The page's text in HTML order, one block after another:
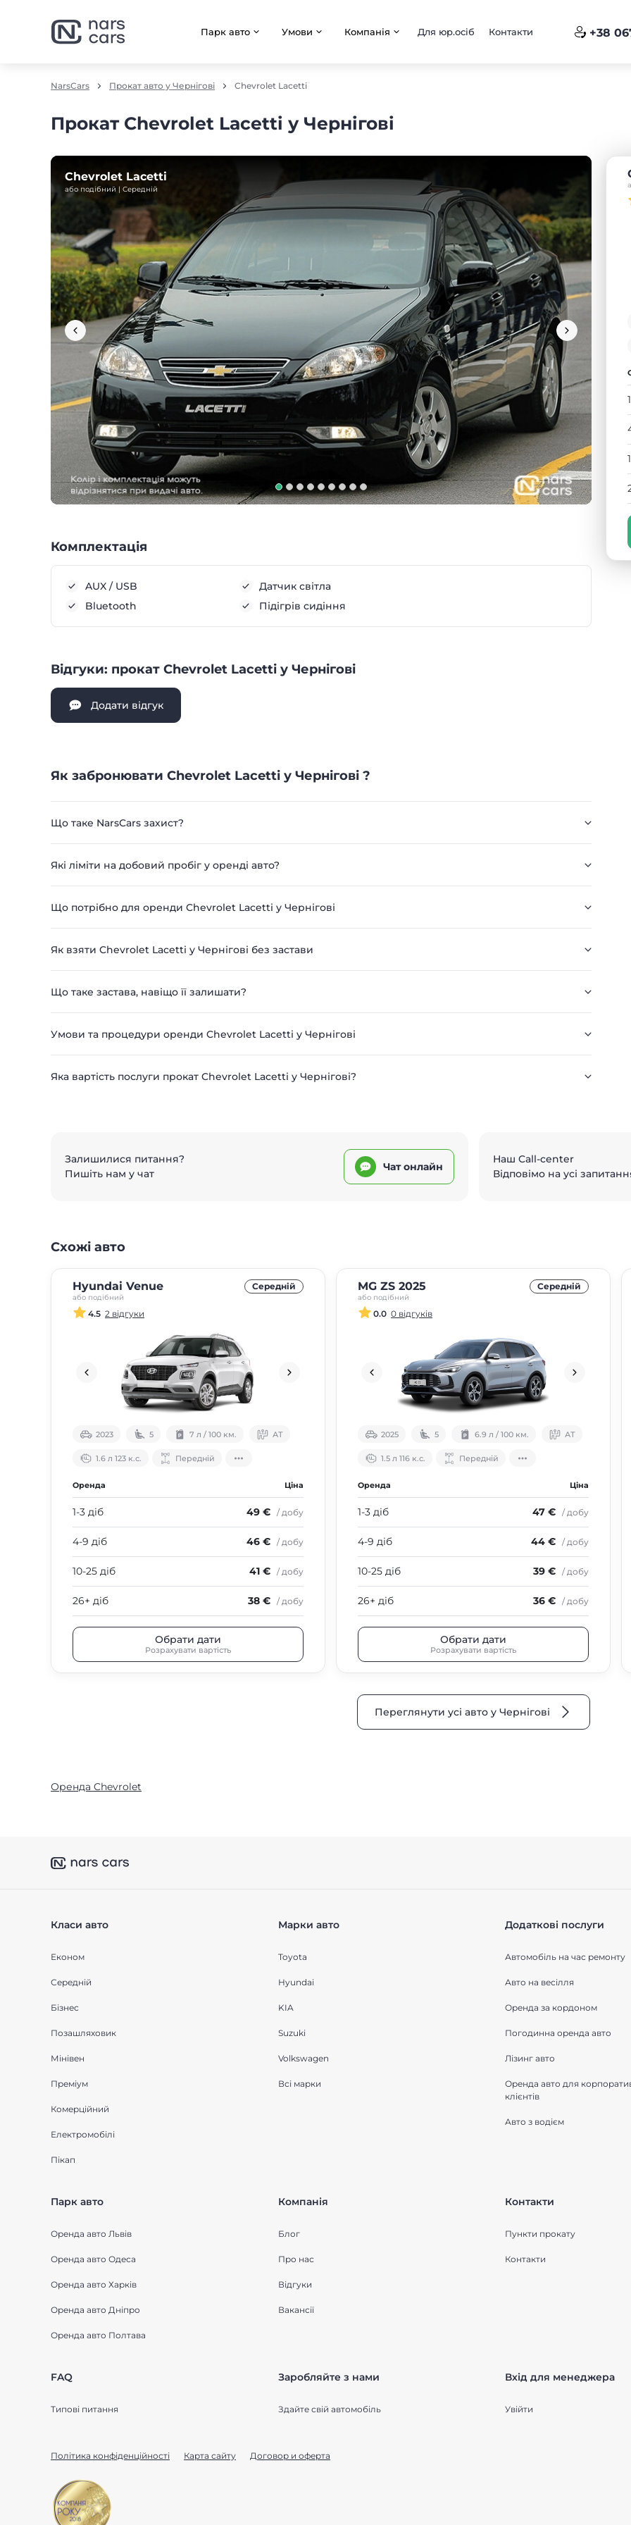
Парк авто Умови Компанія Для юр.осіб Контакти +38
NarsCars Прокат авто у Чернігові Chevrolet Lacetti
Прокат Chevrolet Lacetti у Чернігові
Chevrolet Lacetti
або подібний | Середнiй
Комплектація
AUX / USB
Bluetooth
Датчик світла
Підігрів сидіння
Відгуки: прокат Chevrolet Lacetti у Чернігові
Додати відгук
Як забронювати Chevrolet Lacetti у Чернігові ?
Що таке NarsCars захист?
Які ліміти на добовий пробіг у оренді авто?
Що потрібно для оренди Chevrolet Lacetti у Чернігові
Як взяти Chevrolet Lacetti у Чернігові без застави
Що таке застава, навіщо її залишати?
Умови та процедури оренди Chevrolet Lacetti у Чернігові
Яка вартість послуги прокат Chevrolet Lacetti у Чернігові?
Залишилися питання?
Пишіть нам у чат
Чат онлайн
Наш Call-center
Відповімо на усі
Схожі авто
Hyundai Venue
або подібний
Середнiй
4.5 2 відгуки
2023 5 7 л / 100 км. АТ
1.6 л 123 к.с. Передній
Оренда Ціна
1-3 діб 49 € / добу
4-9 діб 46 € / добу
10-25 діб 41 € / добу
26+ діб 38 € / добу
Обрати дати
Розрахувати вартість
MG ZS 2025
або подібний
Середнiй
0.0 0 відгуків
2025 5 6.9 л / 100 км. АТ
1.5 л 116 к.с. Передній
Оренда Ціна
1-3 діб 47 € / добу
4-9 діб 44 € / добу
10-25 діб 39 € / добу
26+ діб 36 € / добу
Обрати дати
Розрахувати вартість
Переглянути усі авто у Чернігові
Оренда Chevrolet
Класи авто
Економ
Середнiй
Бізнес
Позашляховик
Мінівен
Преміум
Комерційний
Електромобілі
Пікап
Марки авто
Toyota
Hyundai
KIA
Suzuki
Volkswagen
Всі марки
Додаткові послуги
Автомобіль на час ремонту
Авто на весілля
Оренда за кордоном
Погодинна оренда авто
Лізинг авто
Оренда авто для
клієнтів
Авто з водієм
Парк авто
Оренда авто Львів
Оренда авто Одеса
Оренда авто Харків
Оренда авто Дніпро
Оренда авто Полтава
Компанія
Блог
Про нас
Відгуки
Вакансії
Контакти
Пункти прокату
Контакти
FAQ
Типові питання
Заробляйте з нами
Здайте свій автомобіль
Вхід для менеджера
Увійти
Політика конфіденційності Карта сайту Договор и оферта